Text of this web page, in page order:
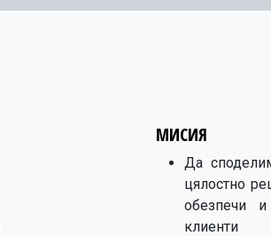
МИСИЯ
Да
цялостно
обезпечи
клиенти